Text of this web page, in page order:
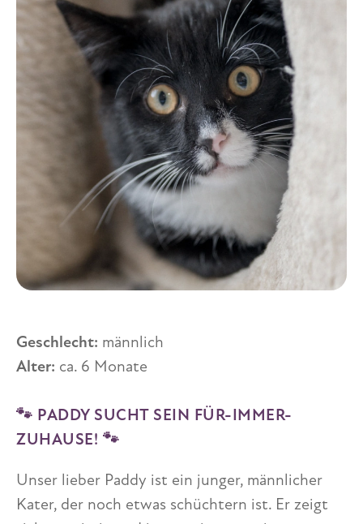
Geschlecht: männlich
Alter: ca. 6 Monate
🐾 PADDY SUCHT SEIN FÜR-IMMER-
ZUHAUSE! 🐾
Unser lieber Paddy ist ein junger, männlicher
Kater, der noch etwas schüchtern ist. Er zeigt